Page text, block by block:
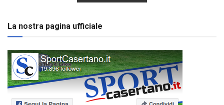
La nostra pagina ufficiale